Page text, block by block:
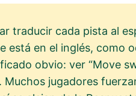
traducir cada pista al
está en el inglés, como
obvio: ver “Move
jugadores